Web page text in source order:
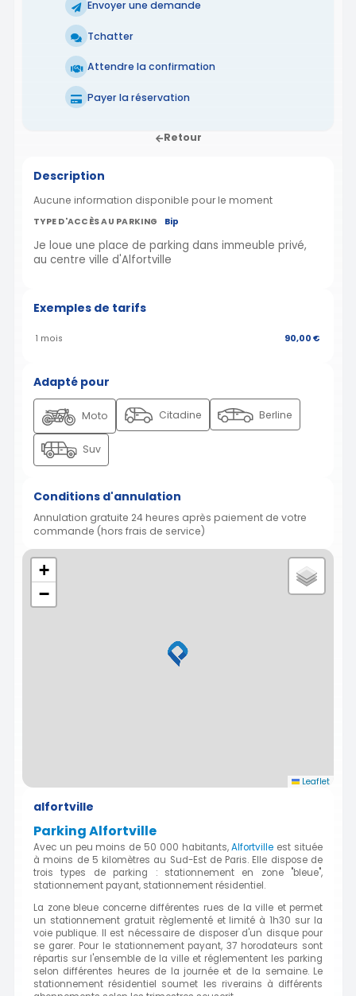
Envoyer une demande
Tchatter
Attendre la confirmation
Payer la réservation
Retour
Description
Aucune information disponible pour le moment
TYPE D'ACCÈS AU PARKING Bip
Je loue une place de parking dans immeuble privé,
au centre ville d'Alfortville
Exemples de tarifs
1 mois 90,00 €
Adapté pour
Moto Citadine Berline
Suv
Conditions d'annulation
Annulation gratuite 24 heures après paiement de votre
commande (hors frais de service)
+
−
Leaflet
alfortville
Parking Alfortville
Avec un peu moins de 50 000 habitants,Alfortville est située
à moins de 5 kilomètres au Sud-Est de Paris. Elle dispose de
trois types de parking : stationnement en zone "bleue",
stationnement payant, stationnement résidentiel.
La zone bleue concerne différentes rues de la ville et permet
un stationnement gratuit règlementé et limité à 1h30 sur la
voie publique. Il est nécessaire de disposer d'un disque pour
se garer. Pour le stationnement payant, 37 horodateurs sont
répartis sur l'ensemble de la ville et réglementent les parking
selon différentes heures de la journée et de la semaine. Le
stationnement résidentiel soumet les riverains à différents